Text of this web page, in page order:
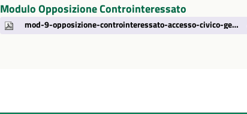
Modulo Opposizione Controinteressato
mod-9-opposizione-controinteressato-accesso-civico-generalizzato da DELI 504_2024.pdf